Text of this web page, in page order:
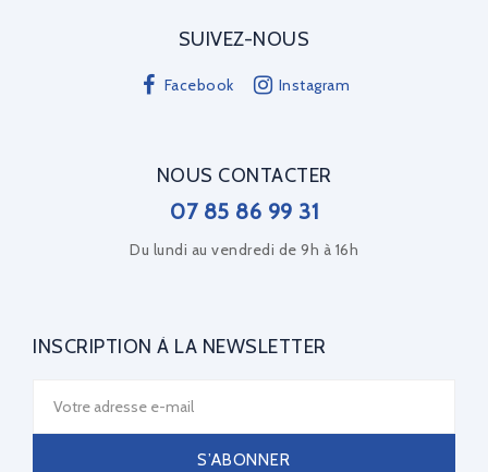
SUIVEZ-NOUS
Facebook Instagram
NOUS CONTACTER
07 85 86 99 31
Du lundi au vendredi de 9h à 16h
INSCRIPTION À LA NEWSLETTER